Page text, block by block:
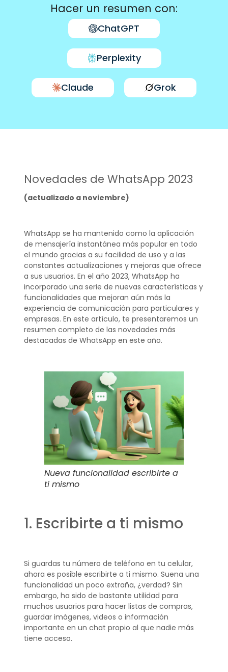
Hacer un resumen con:
ChatGPT
Perplexity
Claude Grok
Novedades de WhatsApp 2023
(actualizado a noviembre)
WhatsApp se ha mantenido como la aplicación
de mensajería instantánea más popular en todo
el mundo gracias a su facilidad de uso y a las
constantes actualizaciones y mejoras que ofrece
a sus usuarios. En el año 2023, WhatsApp ha
incorporado una serie de nuevas características y
funcionalidades que mejoran aún más la
experiencia de comunicación para particulares y
empresas. En este artículo, te presentaremos un
resumen completo de las novedades más
destacadas de WhatsApp en este año.
Nueva funcionalidad escribirte a
ti mismo
1. Escribirte a ti mismo
Si guardas tu número de teléfono en tu celular,
ahora es posible escribirte a ti mismo. Suena una
funcionalidad un poco extraña, ¿verdad? Sin
embargo, ha sido de bastante utilidad para
muchos usuarios para hacer listas de compras,
guardar imágenes, videos o información
importante en un chat propio al que nadie más
tiene acceso.